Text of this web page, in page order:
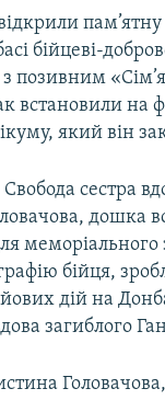
бійцеві-
позивним
на
який він
сестра
дошка
меморіального
бійця,
дій на
загиблого